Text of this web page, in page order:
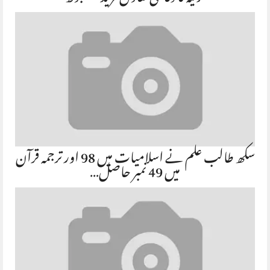
سکھ طالب علم نے اسلامیات میں 98 اور ترجمہ قرآن میں 49 نمبر حاصل…